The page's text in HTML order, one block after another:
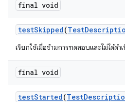
final void
testSkipped(Test
เรียกใช้เมื่อข้ามการทดสอบและไม่ได้ด
final void
testStarted(Test